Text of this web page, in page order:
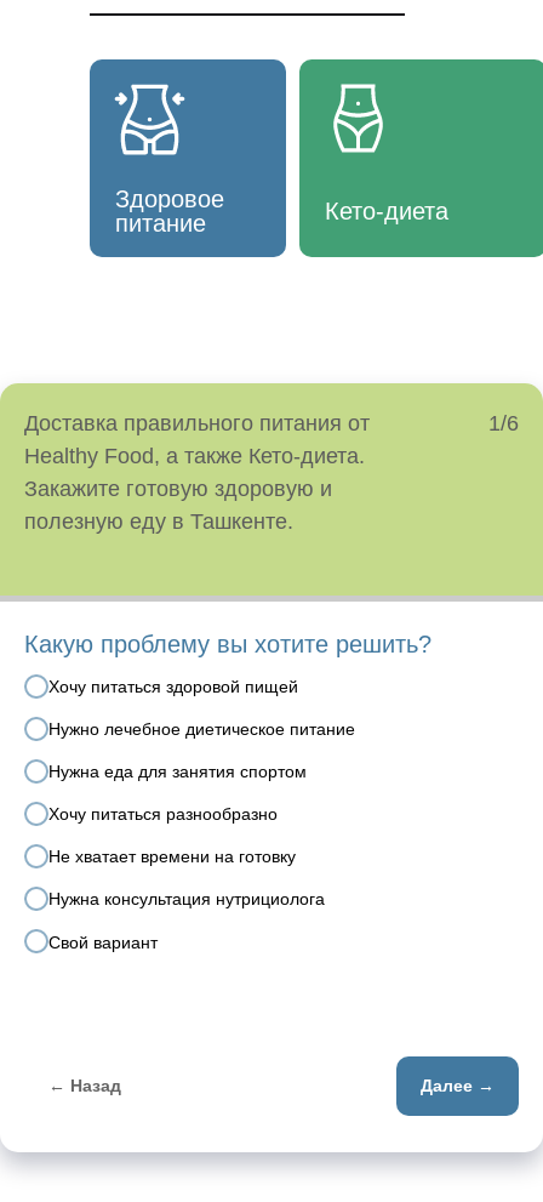
Здоровое
питание
Кето-диета
Доставка правильного питания от
Healthy Food, а также Кето-диета.
Закажите готовую здоровую и
полезную еду в Ташкенте.
1/6
Какую проблему вы хотите решить?
Хочу питаться здоровой пищей
Нужно лечебное диетическое питание
Нужна еда для занятия спортом
Хочу питаться разнообразно
Не хватает времени на готовку
Нужна консультация нутрициолога
Свой вариант
← Назад Далее →